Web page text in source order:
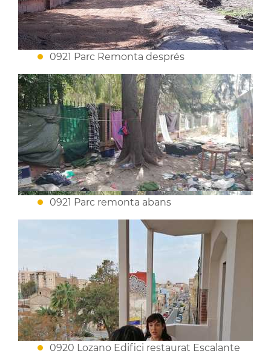
0921 Parc Remonta després
0921 Parc remonta abans
0920 Lozano Edifici restaurat Escalante